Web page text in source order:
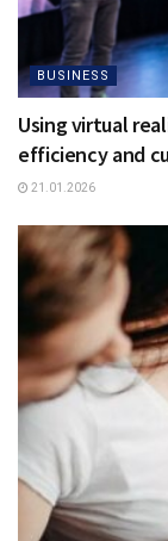
BUSINESS
Using virtual
efficiency and
21.01.2026